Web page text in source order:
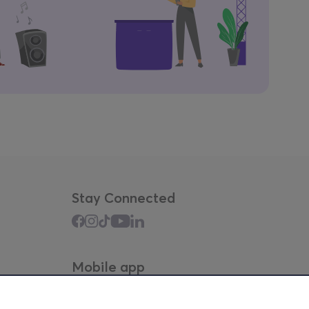
Stay Connected
Mobile app